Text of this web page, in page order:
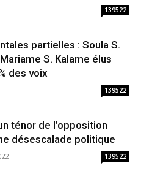
139522
partielles : Soula S.
S. Kalame élus
des voix
139522
ténor de l’opposition
désescalade politique
139522